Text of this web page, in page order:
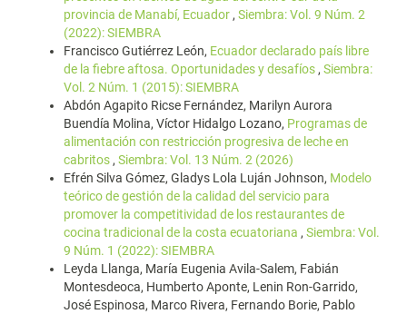
provincia de Manabí, Ecuador , Siembra: Vol. 9 Núm. 2
(2022): SIEMBRA
Francisco Gutiérrez León, Ecuador declarado país libre
de la fiebre aftosa. Oportunidades y desafíos , Siembra:
Vol. 2 Núm. 1 (2015): SIEMBRA
Abdón Agapito Ricse Fernández, Marilyn Aurora
Buendía Molina, Víctor Hidalgo Lozano, Programas de
alimentación con restricción progresiva de leche en
cabritos , Siembra: Vol. 13 Núm. 2 (2026)
Efrén Silva Gómez, Gladys Lola Luján Johnson, Modelo
teórico de gestión de la calidad del servicio para
promover la competitividad de los restaurantes de
cocina tradicional de la costa ecuatoriana , Siembra: Vol.
9 Núm. 1 (2022): SIEMBRA
Leyda Llanga, María Eugenia Avila-Salem, Fabián
Montesdeoca, Humberto Aponte, Lenin Ron-Garrido,
José Espinosa, Marco Rivera, Fernando Borie, Pablo